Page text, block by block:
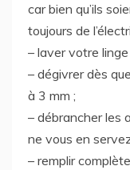
car bien qu’ils
toujours de
– laver votre
– dégivrer dès
à 3 mm ;
– débrancher les
ne vous en
– remplir